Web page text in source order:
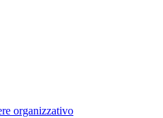
organizzativo